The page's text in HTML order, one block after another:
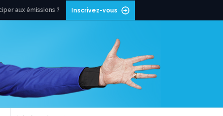
aux émissions ? Inscrivez-vous